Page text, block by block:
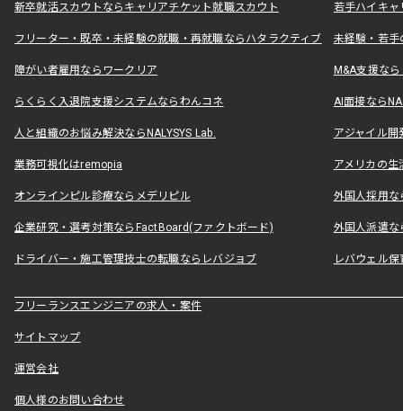
新卒就活スカウトならキャリアチケット就職スカウト 若手ハイキ
フリーター・既卒・未経験の就職・再就職ならハタラクティブ 未経験・若手
障がい者雇用ならワークリア M&A支援な
らくらく入退院支援システムならわんコネ AI面接なら
人と組織のお悩み解決ならNALYSYS Lab. アジャイル
業務可視化はremopia アメリカの
オンラインピル診療ならメデリピル 外国人採用
企業研究・選考対策ならFactBoard(ファクトボード) 外国人派遣な
ドライバー・施工管理技士の転職ならレバジョブ レバウェル
フリーランスエンジニアの求人・案件
サイトマップ
運営会社
個人様のお問い合わせ